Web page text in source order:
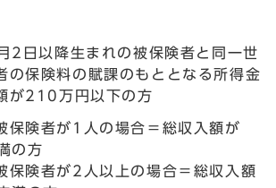
2日以降生まれの被保険者と同一世
の保険料の賦課のもととなる所得金
が210万円以下の方
保険者が1人の場合＝総収入額が
の方
保険者が2人以上の場合＝総収入額